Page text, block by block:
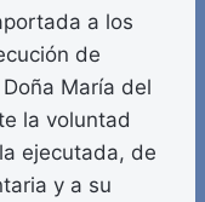
a los
de
María del
la voluntad
ejecutada, de
y a su